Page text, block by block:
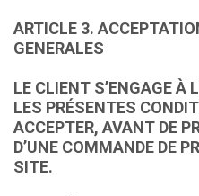
ARTICLE 3.
GENERALES
LE CLIENT S’ENGAGE À
LES PRÉSENTES
ACCEPTER, AVANT DE
D’UNE COMMANDE DE
SITE.